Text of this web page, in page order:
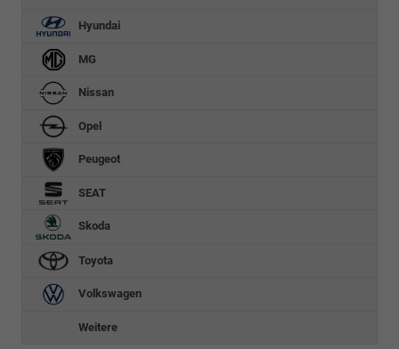
Hyundai
MG
Nissan
Opel
Peugeot
SEAT
Skoda
Toyota
Volkswagen
Weitere